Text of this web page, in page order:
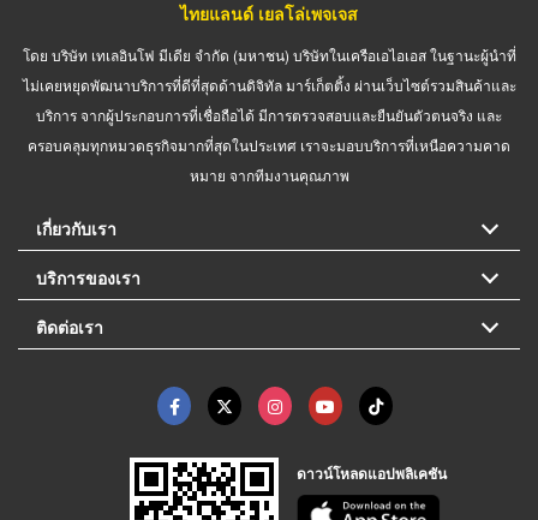
ไทยแลนด์ เยลโล่เพจเจส
โดย บริษัท เทเลอินโฟ มีเดีย จำกัด (มหาชน) บริษัทในเครือเอไอเอส ในฐานะผู้นำที่
ไม่เคยหยุดพัฒนาบริการที่ดีที่สุดด้านดิจิทัล มาร์เก็ตติ้ง ผ่านเว็บไซต์รวมสินค้าและ
บริการ จากผู้ประกอบการที่เชื่อถือได้ มีการตรวจสอบและยืนยันตัวตนจริง และ
ครอบคลุมทุกหมวดธุรกิจมากที่สุดในประเทศ เราจะมอบบริการที่เหนือความคาด
หมาย จากทีมงานคุณภาพ
เกี่ยวกับเรา
บริการของเรา
ติดต่อเรา
ดาวน์โหลดแอปพลิเคชัน